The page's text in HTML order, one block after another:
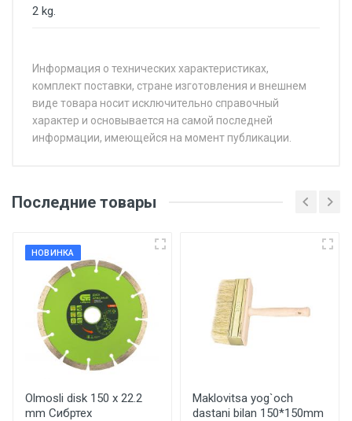
2 kg.
Информация о технических характеристиках,
комплект поставки, стране изготовления и внешнем
виде товара носит исключительно справочный
характер и основывается на самой последней
информации, имеющейся на момент публикации.
Последние товары
НОВИНКА
Olmosli disk 150 х 22.2
mm Сибртех
Maklovitsa yog`och
dastani bilan 150*150mm